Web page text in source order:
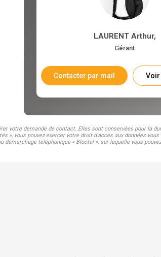
LAURENT Arthur,
Gérant
Contacter par mail Voir
votre demande de contact. Elles sont conservées pour la
vous pouvez exercer votre droit d'accès aux données
téléphonique « Bloctel », sur laquelle vous